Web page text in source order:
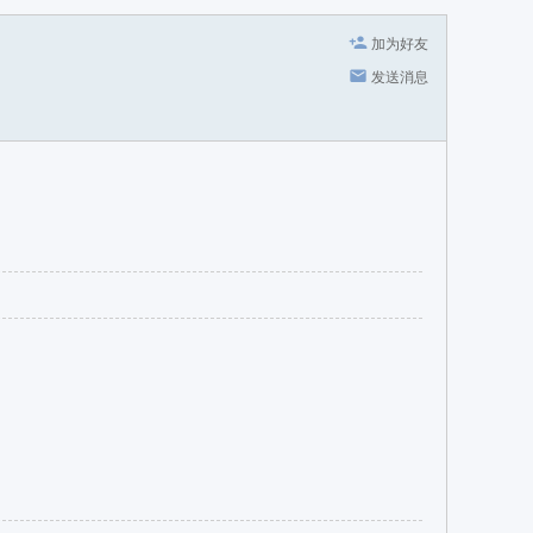
加为好友
发送消息